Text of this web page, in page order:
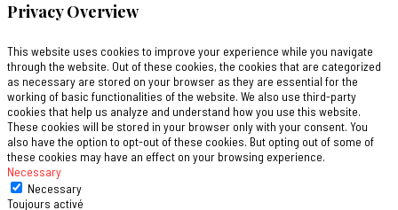
Privacy Overview
This website uses cookies to improve your experience while you navigate
through the website. Out of these cookies, the cookies that are categorized
as necessary are stored on your browser as they are essential for the
working of basic functionalities of the website. We also use third-party
cookies that help us analyze and understand how you use this website.
These cookies will be stored in your browser only with your consent. You
also have the option to opt-out of these cookies. But opting out of some of
these cookies may have an effect on your browsing experience.
Necessary
Necessary
Toujours activé